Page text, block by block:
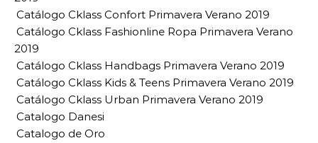
Catálogo Cklass Confort Primavera Verano 2019
Catálogo Cklass Fashionline Ropa Primavera Verano
2019
Catálogo Cklass Handbags Primavera Verano 2019
Catálogo Cklass Kids & Teens Primavera Verano 2019
Catálogo Cklass Urban Primavera Verano 2019
Catalogo Danesi
Catalogo de Oro